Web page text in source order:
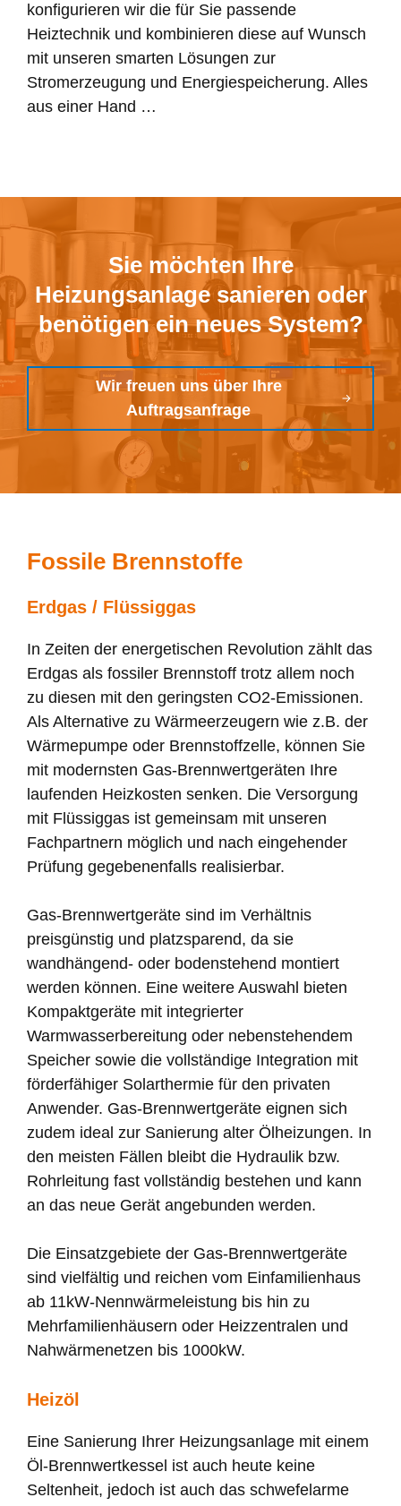
konfigurieren wir die für Sie passende
Heiztechnik und kombinieren diese auf Wunsch
mit unseren smarten Lösungen zur
Stromerzeugung und Energiespeicherung. Alles
aus einer Hand …
Sie möchten Ihre
Heizungsanlage sanieren oder
benötigen ein neues System?
Wir freuen uns über Ihre
Auftragsanfrage
Fossile Brennstoffe
Erdgas / Flüssiggas
In Zeiten der energetischen Revolution zählt das
Erdgas als fossiler Brennstoff trotz allem noch
zu diesen mit den geringsten CO2-Emissionen.
Als Alternative zu Wärmeerzeugern wie z.B. der
Wärmepumpe oder Brennstoffzelle, können Sie
mit modernsten Gas-Brennwertgeräten Ihre
laufenden Heizkosten senken. Die Versorgung
mit Flüssiggas ist gemeinsam mit unseren
Fachpartnern möglich und nach eingehender
Prüfung gegebenenfalls realisierbar.
Gas-Brennwertgeräte sind im Verhältnis
preisgünstig und platzsparend, da sie
wandhängend- oder bodenstehend montiert
werden können. Eine weitere Auswahl bieten
Kompaktgeräte mit integrierter
Warmwasserbereitung oder nebenstehendem
Speicher sowie die vollständige Integration mit
förderfähiger Solarthermie für den privaten
Anwender. Gas-Brennwertgeräte eignen sich
zudem ideal zur Sanierung alter Ölheizungen. In
den meisten Fällen bleibt die Hydraulik bzw.
Rohrleitung fast vollständig bestehen und kann
an das neue Gerät angebunden werden.
Die Einsatzgebiete der Gas-Brennwertgeräte
sind vielfältig und reichen vom Einfamilienhaus
ab 11kW-Nennwärmeleistung bis hin zu
Mehrfamilienhäusern oder Heizzentralen und
Nahwärmenetzen bis 1000kW.
Heizöl
Eine Sanierung Ihrer Heizungsanlage mit einem
Öl-Brennwertkessel ist auch heute keine
Seltenheit, jedoch ist auch das schwefelarme